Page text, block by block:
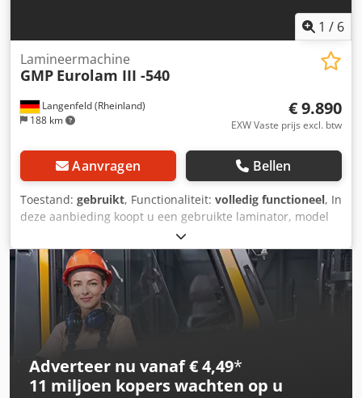
1 / 6
Langenfeld (Rheinland)
188 km
Lamineermachine
GMP Eurolam III -540
€ 9.890
EXW Vaste prijs excl. btw
Aanvragen Bellen
Toestand: gebruikt, Functionaliteit: volledig functioneel, In
deze aanbieding koopt u een gebruikte laminator, model
"GMP Eurolam III -540". Het betreft: 1x GMP Eurolam III
-540, inclusief compressor. Staat: Dit is een gebruikte
machine die mogelijk sporen van gebruik vertoont (kleine
krasjes of verkleuringen). Chsdpfozlxykox Abtja De
machine is getest en functioneert naar behoren.
Verpakking en verzending: U kunt de machine tijdens onze
openingstijden komen bekijken. Maak hiervoor een
afspraak! Op verzoek is een zeewaardige verpakking en
wereldwijde verzending mogelijk. Voorafgaand aan
verzending of aflevering wordt een functionele test op
Adverteer nu vanaf € 4,49*
11 miljoen koperswachten op u